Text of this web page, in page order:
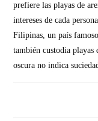
prefiere las playas de
intereses de cada
Filipinas, un país
también custodia playas
oscura no indica